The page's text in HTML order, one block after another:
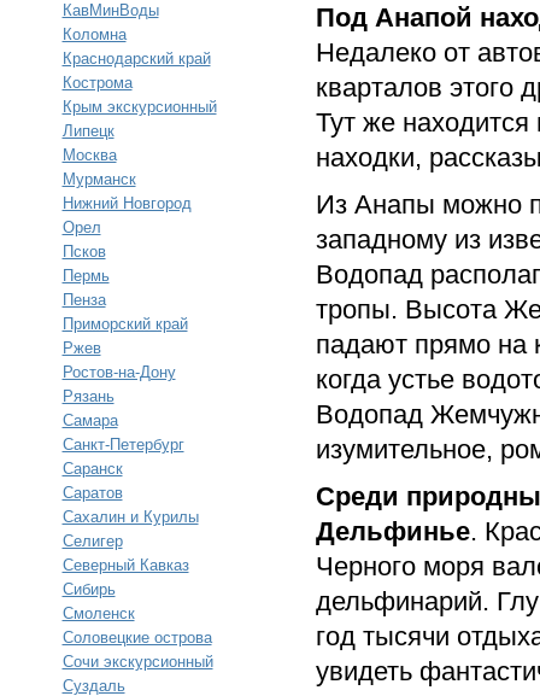
КавМинВоды
Коломна
Краснодарский край
Кострома
Крым экскурсионный
Липецк
Москва
Мурманск
Нижний Новгород
Орел
Псков
Пермь
Пенза
Приморский край
Ржев
Ростов-на-Дону
Рязань
Самара
Санкт-Петербург
Саранск
Саратов
Сахалин и Курилы
Селигер
Северный Кавказ
Сибирь
Смоленск
Соловецкие острова
Сочи экскурсионный
Суздаль
Под Анапой
Недалеко от
кварталов этого
Тут же
находки,
Из Анапы можно
западному из
Водопад
тропы. Высота
падают прямо на
когда устье
Водопад
изумительное,
Среди
Дельфинье.
Черного моря
дельфинарий.
год тысячи
увидеть